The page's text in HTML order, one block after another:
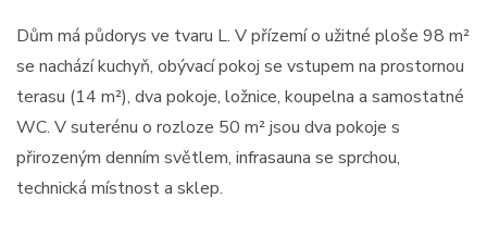
Dům má půdorys ve tvaru L. V přízemí o užitné ploše 98 m²
se nachází kuchyň, obývací pokoj se vstupem na prostornou
terasu (14 m²), dva pokoje, ložnice, koupelna a samostatné
WC. V suterénu o rozloze 50 m² jsou dva pokoje s
přirozeným denním světlem, infrasauna se sprchou,
technická místnost a sklep.